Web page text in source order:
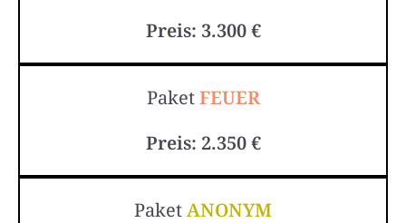
Preis: 3.300 €
PaketFEUER
Preis: 2.350 €
PaketANONYM